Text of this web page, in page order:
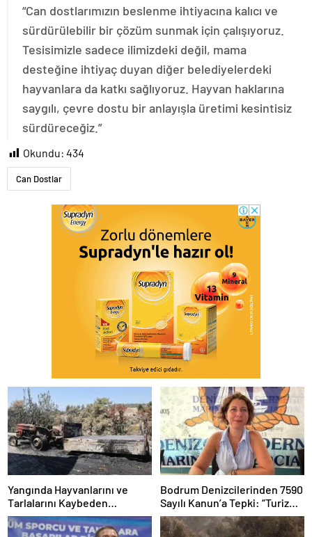
“Can dostlarımızın beslenme ihtiyacına kalıcı ve
sürdürülebilir bir çözüm sunmak için çalışıyoruz.
Tesisimizle sadece ilimizdeki değil, mama
desteğine ihtiyaç duyan diğer belediyelerdeki
hayvanlara da katkı sağlıyoruz. Hayvan haklarına
saygılı, çevre dostu bir anlayışla üretimi kesintisiz
sürdüreceğiz.”
Okundu: 434
Can Dostlar
Yangında Hayvanlarını ve
Tarlalarını Kaybeden
Üreticilere Muğla
Büyükşehir’den Destek
Bodrum Denizcilerinden 7590
Sayılı Kanun’a Tepki: “Turizm
Tekneleri Gemilerle Aynı
Kefeye Konuldu”